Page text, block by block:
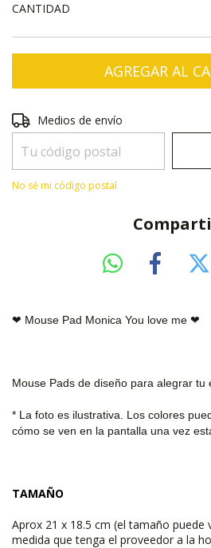
CANTIDAD
Entregas para el CP:
Medios de envío
No sé mi código postal
❤ Mouse Pad Monica You love me ❤
Mouse Pads de diseño para alegrar tu
* La foto es ilustrativa. Los colores
cómo se ven en la pantalla una vez
TAMAÑO
Aprox 21 x 18.5 cm (el tamaño puede
medida que tenga el proveedor a la